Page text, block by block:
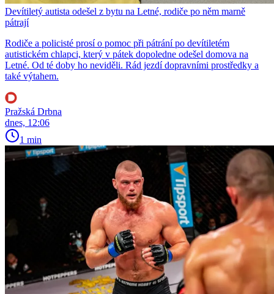
Devítiletý autista odešel z bytu na Letné, rodiče po něm marně
pátrají
Rodiče a policisté prosí o pomoc při pátrání po devítiletém
autistickém chlapci, který v pátek dopoledne odešel domova na
Letné. Od té doby ho neviděli. Rád jezdí dopravními prostředky a
také výtahem.
Pražská Drbna
dnes, 12:06
1 min